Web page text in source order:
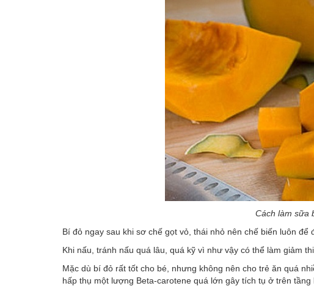
Cách làm sữa
Bí đỏ ngay sau khi sơ chế gọt vỏ, thái nhỏ nên chế biến luôn để
Khi nấu, tránh nấu quá lâu, quá kỹ vì như vậy có thể làm giảm
Mặc dù bí đỏ rất tốt cho bé, nhưng không nên cho trẻ ăn quá
hấp thụ một lượng Beta-carotene quá lớn gây tích tụ ở trên